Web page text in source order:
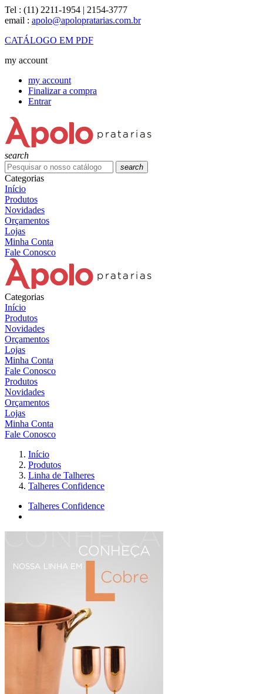
Tel : (11) 2211-1954 | 2154-3777
email : apolo@apolopratarias.com.br
CATÁLOGO EM PDF
my account
my account
Finalizar a compra
Entrar
search
search
Categorias
Início
Produtos
Novidades
Orçamentos
Lojas
Minha Conta
Fale Conosco
Categorias
Início
Produtos
Novidades
Orçamentos
Lojas
Minha Conta
Fale Conosco
Produtos
Novidades
Orçamentos
Lojas
Minha Conta
Fale Conosco
Início
Produtos
Linha de Talheres
Talheres Confidence
Talheres Confidence